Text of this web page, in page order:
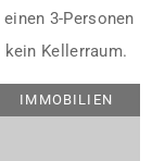
IMMOBILIEN
3-Personen
Kellerraum.